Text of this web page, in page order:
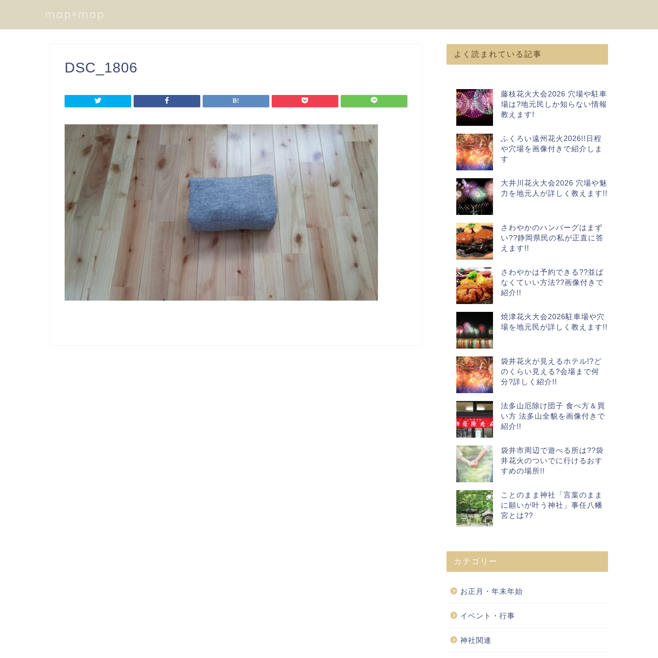
map×map
DSC_1806
よく読まれている記事
藤枝花火大会2026 穴場や駐車
場は?地元民しか知らない情報
教えます!
ふくろい遠州花火2026!!日程
や穴場を画像付きで紹介しま
す
大井川花火大会2026 穴場や魅
力を地元人が詳しく教えます!!
さわやかのハンバーグはまず
い??静岡県民の私が正直に答
えます!!
さわやかは予約できる??並ば
なくていい方法??画像付きで
紹介!!
焼津花火大会2026駐車場や穴
場を地元民が詳しく教えます!!
袋井花火が見えるホテル!?ど
のくらい見える?会場まで何
分?詳しく紹介!!
法多山厄除け団子 食べ方＆買
い方 法多山全貌を画像付きで
紹介!!
袋井市周辺で遊べる所は??袋
井花火のついでに行けるおす
すめの場所!!
ことのまま神社「言葉のまま
に願いが叶う神社」事任八幡
宮とは??
カテゴリー
お正月・年末年始
イベント・行事
神社関連